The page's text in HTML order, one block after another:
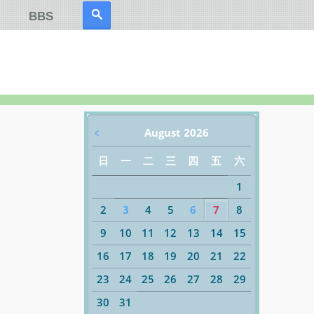
BBS
August 2026
﹤
日 一 二 三 四 五
六
1
2
3 4 5 6 7
8
9
10 11 12 13 14
15
16
17 18 19 20 21
22
23
24 25 26 27 28
29
30
31